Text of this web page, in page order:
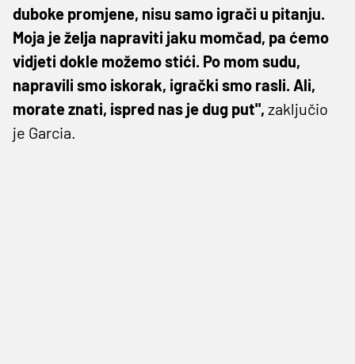
duboke promjene, nisu samo igrači u pitanju.
Moja je želja napraviti jaku momčad, pa ćemo
vidjeti dokle možemo stići. Po mom sudu,
napravili smo iskorak, igrački smo rasli. Ali,
morate znati, ispred nas je dug put", zaključio
je Garcia.